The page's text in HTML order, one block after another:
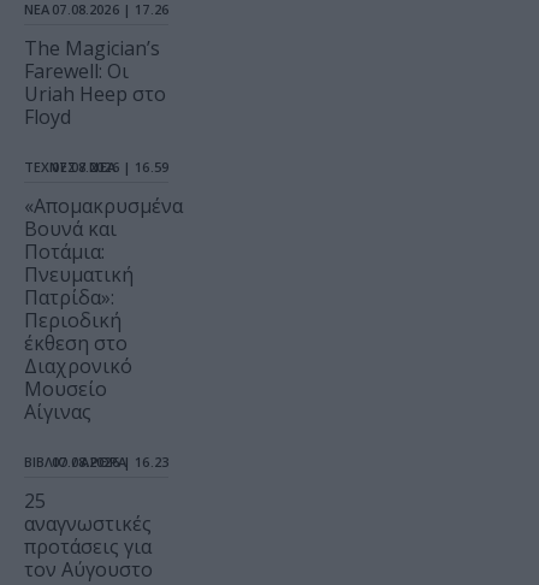
ΝΕΑ 07.08.2026 | 17.26
The Magician’s
Farewell: Οι
Uriah Heep στο
Floyd
ΤΕΧΝΕΣ / ΝΕΑ
07.08.2026 | 16.59
«Απομακρυσμένα
Βουνά και
Ποτάμια:
Πνευματική
Πατρίδα»:
Περιοδική
έκθεση στο
Διαχρονικό
Μουσείο
Αίγινας
ΒΙΒΛΙΟ / ΑΡΘΡΑ
07.08.2026 | 16.23
25
αναγνωστικές
προτάσεις για
τον Αύγουστο